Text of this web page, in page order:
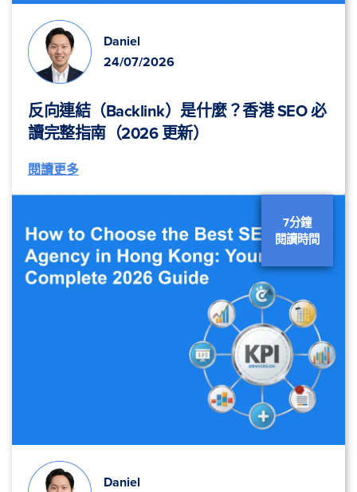
Daniel
24/07/2026
反向連結（Backlink）是什麼？香港 SEO 必
讀完整指南（2026 更新）
閱讀更多
7分鐘
閱讀時間
Daniel